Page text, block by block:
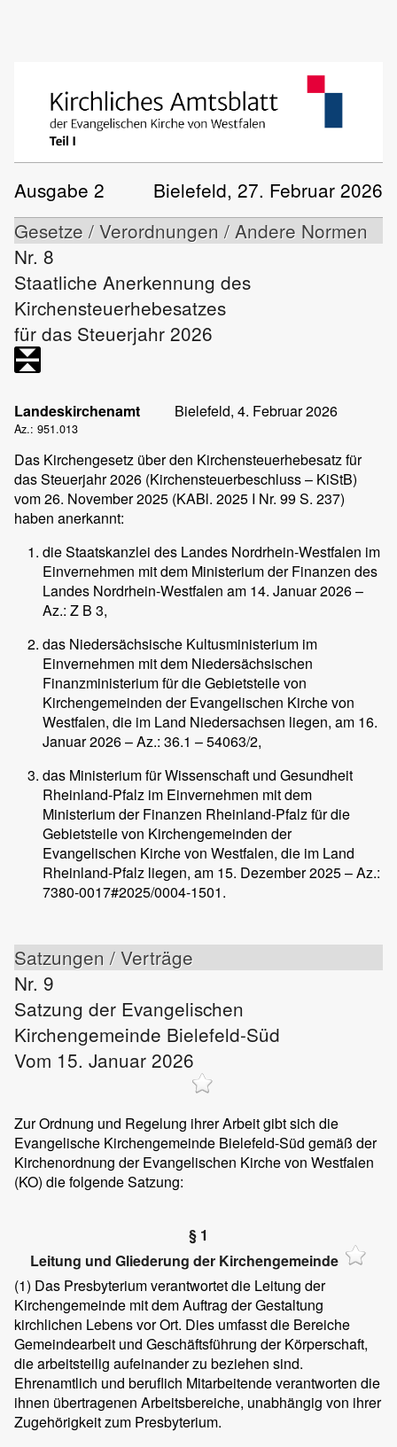
Ausgabe 2
Bielefeld, 27. Februar 2026
Gesetze / Verordnungen / Andere Normen
Nr. 8
Staatliche Anerkennung des
Kirchensteuerhebesatzes
für das Steuerjahr 2026
Landeskirchenamt Bielefeld, 4. Februar 2026
Az.: 951.013
Das Kirchengesetz über den Kirchensteuerhebesatz für
das Steuerjahr 2026 (Kirchensteuerbeschluss – KiStB)
vom 26. November 2025 (KABl. 2025 I Nr. 99 S. 237)
haben anerkannt:
die Staatskanzlei des Landes Nordrhein-Westfalen im
Einvernehmen mit dem Ministerium der Finanzen des
Landes Nordrhein-Westfalen am 14. Januar 2026 –
Az.: Z B 3,
das Niedersächsische Kultusministerium im
Einvernehmen mit dem Niedersächsischen
Finanzministerium für die Gebietsteile von
Kirchengemeinden der Evangelischen Kirche von
Westfalen, die im Land Niedersachsen liegen, am 16.
Januar 2026 – Az.: 36.1 – 54063/2,
das Ministerium für Wissenschaft und Gesundheit
Rheinland-Pfalz im Einvernehmen mit dem
Ministerium der Finanzen Rheinland-Pfalz für die
Gebietsteile von Kirchengemeinden der
Evangelischen Kirche von Westfalen, die im Land
Rheinland-Pfalz liegen, am 15. Dezember 2025 – Az.:
7380-0017#2025/0004-1501.
Satzungen / Verträge
Nr. 9
Satzung der Evangelischen
Kirchengemeinde Bielefeld-Süd
Vom 15. Januar 2026
Zur Ordnung und Regelung ihrer Arbeit gibt sich die
Evangelische Kirchengemeinde Bielefeld-Süd gemäß der
Kirchenordnung der Evangelischen Kirche von Westfalen
(KO) die folgende Satzung:
§ 1
Leitung und Gliederung der Kirchengemeinde
(1) Das Presbyterium verantwortet die Leitung der
Kirchengemeinde mit dem Auftrag der Gestaltung
kirchlichen Lebens vor Ort. Dies umfasst die Bereiche
Gemeindearbeit und Geschäftsführung der Körperschaft,
die arbeitsteilig aufeinander zu beziehen sind.
Ehrenamtlich und beruflich Mitarbeitende verantworten die
ihnen übertragenen Arbeitsbereiche, unabhängig von ihrer
Zugehörigkeit zum Presbyterium.